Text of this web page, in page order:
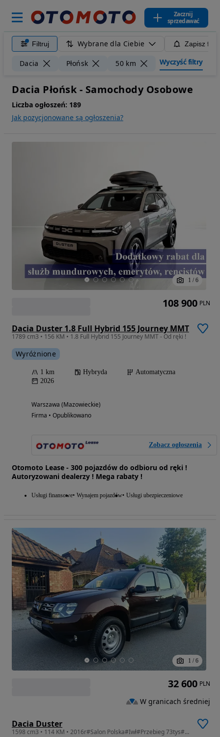
Zacznij
sprzedawać
Filtruj Wybrane dla Ciebie Zapisz
Dacia Płońsk 50 km Wyczyść filtry
Dacia Płońsk - Samochody Osobowe
Liczba ogłoszeń: 189
Jak pozycjonowane są ogłoszenia?
1 / 6
Dacia Duster 1.8 Full Hybrid 155 Journey MMT
1789 cm3 • 156 KM • 1.8 Full Hybrid 155 Journey MMT - Od ręki !
Wyróżnione
1 km Hybryda
Automatyczna
2026
Warszawa (Mazowieckie)
Firma • Opublikowano
Zobacz ogłoszenia
Otomoto Lease - 300 pojazdów do odbioru od ręki !
Autoryzowani dealerzy ! Mega rabaty !
Usługi finansowe Wynajem pojazdów Usługi ubezpieczeniowe
108 900 PLN
1 / 6
Dacia Duster
1598 cm3 • 114 KM • 2016r#Salon Polska#Iwł#Przebieg 73tys#Stan BDB!!!
32 600 PLN
W granicach średniej